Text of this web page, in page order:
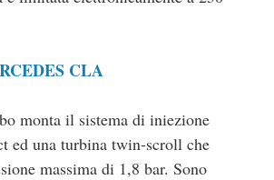
CLA
monta il sistema di iniezione
ed una turbina twin-scroll che
massima di 1,8 bar. Sono